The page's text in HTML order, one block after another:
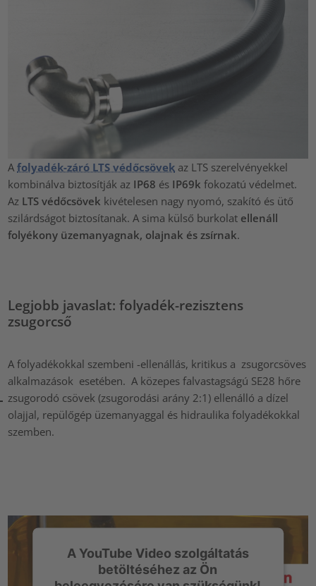
Afolyadék-záró LTS védőcsövek az LTS szerelvényekkel
kombinálva biztosítják az IP68 és IP69k fokozatú védelmet.
Az LTS védőcsövek kivételesen nagy nyomó, szakító és ütő
szilárdságot biztosítanak. A sima külső burkolat ellenáll
folyékony üzemanyagnak, olajnak és zsírnak.
Legjobb javaslat: folyadék-rezisztens
zsugorcső
A folyadékokkal szembeni -ellenállás, kritikus a zsugorcsöves
alkalmazások esetében. A közepes falvastagságú SE28 hőre
zsugorodó csövek (zsugorodási arány 2:1) ellenálló a dízel
olajjal, repülőgép üzemanyaggal és hidraulika folyadékokkal
szemben.
A YouTube Video szolgáltatás
betöltéséhez az Ön